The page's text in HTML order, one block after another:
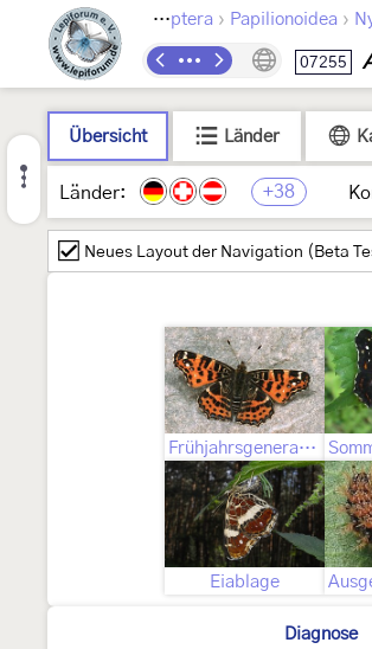
Lepidoptera › Papilionoidea ›
07255
Übersicht Länder
Länder: +38
Neues Layout der Navigation (Beta
Frühjahrsgeneration = f. levana
Eiablage
Diagnose